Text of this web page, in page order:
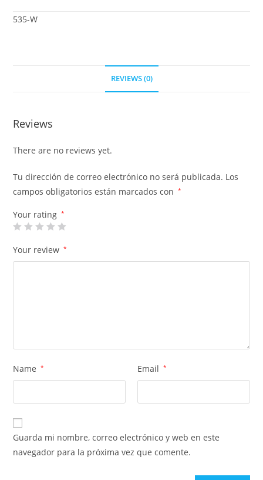
535-W
REVIEWS (0)
Reviews
There are no reviews yet.
Tu dirección de correo electrónico no será publicada. Los
campos obligatorios están marcados con
*
Your rating *
Your review *
Name * Email *
Guarda mi nombre, correo electrónico y web en este
navegador para la próxima vez que comente.